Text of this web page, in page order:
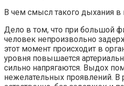
В чем смысл такого дыхания в
Дело в том, что при большой
человек непроизвольно
этот момент происходит в
уровня повышается
сильно напрягаются. Выдох
нежелательных проявлений.